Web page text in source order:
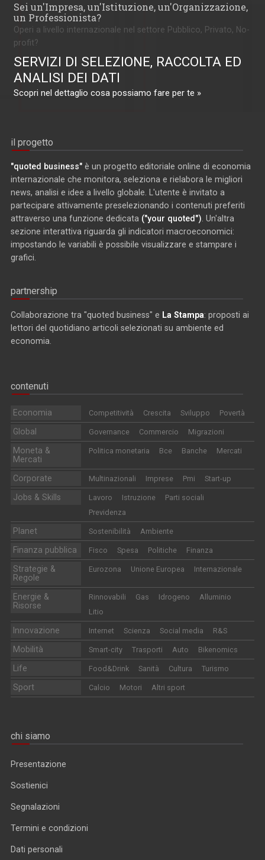
Sei un'Impresa, un'Istituzione, un'Organizzazione,
un Professionista?
Operi a livello internazionale nel settore Pubblico, Privato, No-
profit?
SERVIZI DI SELEZIONE, RACCOLTA ED
ANALISI DEI DATI
Scopri nel dettaglio cosa possiamo fare per te »
il progetto
"quoted business" è un progetto editoriale online di economia
internazionale che monitora, seleziona e rielabora le migliori
news, analisi e idee a livello globale. L'utente è invitato a
partecipare attivamente preselezionando i contenuti preferiti
attraverso una funzione dedicata ("your quoted") . Un'altra
sezione interattiva riguarda gli indicatori macroeconomici:
impostando le variabili è possibile visualizzare e stampare i
grafici.
partnership
Collaborazione tra "quoted business" e La Stampa: proposti ai
lettori del quotidiano articoli selezionati su ambiente ed
economia.
contenuti
Economia Competitività Crescita Sviluppo Povertà
Global Governance Commercio Migrazioni
Moneta &
Mercati
Politica monetaria Bce Banche Mercati
Corporate Multinazionali Imprese Pmi Start-up
Jobs & Skills Lavoro Istruzione
Parti sociali
Previdenza
Planet Sostenibilità Ambiente
Finanza pubblica Fisco Spesa Politiche Finanza
Strategie &
Regole
Eurozona Unione Europea Internazionale
Energie &
Risorse
Rinnovabili Gas Idrogeno
Alluminio
Litio
Innovazione Internet Scienza Social media R&S
Mobilità Smart-city Trasporti Auto Bikenomics
Life Food&Drink Sanità Cultura Turismo
Sport Calcio Motori Altri sport
chi siamo
Presentazione
Sostienici
Segnalazioni
Termini e condizioni
Dati personali